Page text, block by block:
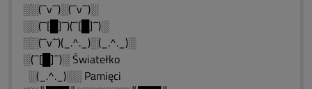
░░(¯`v´¯)░(¯`v´¯)░
░░(¯`[█]´¯)(¯`[█]´¯)░
░░(¯`v´¯)(_.^._)░(_.^._)░
░(¯`[█]´¯)░ Światełko
░(_.^._)░░ Pamięci